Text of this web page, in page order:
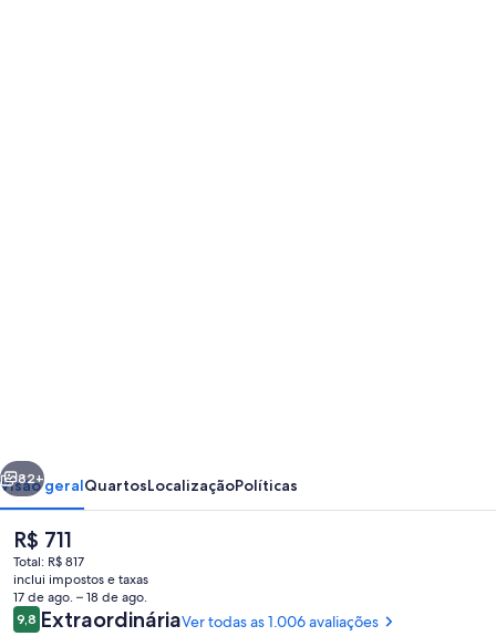
Próximo
82+
Visão geralQuartosLocalizaçãoPolíticas
O
preço
atual
é
R$ 711
R$ 711
Total: R$ 817
inclui impostos e taxas
17 de ago. – 18 de ago.
Avaliações
9,89,8 de 10
ExtraordináriaVer todas as 1.006 avaliações